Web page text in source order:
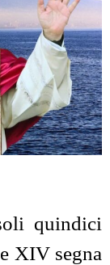
quindici
XIV segna